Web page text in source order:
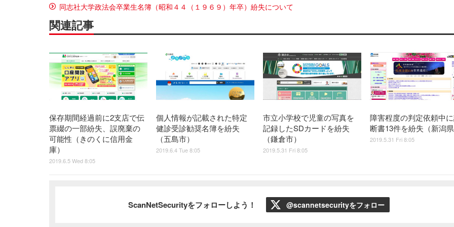
同志社大学政法会卒業生名簿（昭和４４（１９６９）年卒）紛失について
関連記事
保存期間経過前に2支店で伝
票綴の一部紛失、誤廃棄の
可能性（きのくに信用金
庫）
2019.6.5 Wed 8:05
個人情報が記載された特定
健診受診勧奨名簿を紛失
（五島市）
2019.6.4 Tue 8:05
市立小学校で児童の写真を
記録したSDカードを紛失
（鎌倉市）
2019.5.31 Fri 8:05
障害程度の判定依頼中
断書13件を紛失（新潟
2019.5.31 Fri 8:05
ScanNetSecurityをフォローしよう！ @scannetsecurityをフォロー